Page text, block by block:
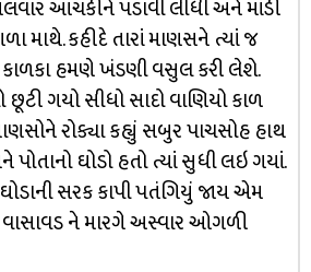
આચકીને પડાવી લીધી અને માંડી
માથે. કહીદે તારાં માણસને ત્યાં જ
હમણે ખંડણી વસુલ કરી લેશે.
ગયો સીધો સાદો વાણિયો કાળ
રોક્યા કહ્યું સબુર પાચસોહ હાથ
પોતાનો ઘોડો હતો ત્યાં સુધી લઇ ગયાં.
સરક કાપી પતંગિયું જાય એમ
વાસાવડ ને મારગે અસ્વાર ઓગળી